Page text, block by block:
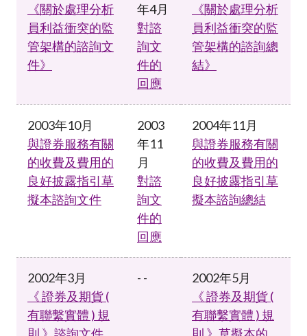
《關於處理分析
員利益衝突的監
管架構的諮詢文
件》
年4月
對諮
詢文
件的
回應
《關於處理分析
員利益衝突的監
管架構的諮詢總
結》
2003年10月
與證券服務有關
的收費及費用的
良好披露指引草
擬本諮詢文件
2003
年11
月
對諮
詢文
件的
回應
2004年11月
與證券服務有關
的收費及費用的
良好披露指引草
擬本諮詢總結
2002年3月
《 證券及期貨 (
有聯繫實體 ) 規
- -
2002年5月
《 證券及期貨 (
有聯繫實體 ) 規